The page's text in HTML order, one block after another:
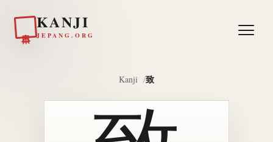
KANJI
JEPANG.ORG
Kanji 致